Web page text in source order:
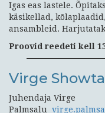
Igas eas lastele.
käsikellad,
ansambleid.
Proovid reedeti kell
Virge
Juhendaja Virge
Palmsalu